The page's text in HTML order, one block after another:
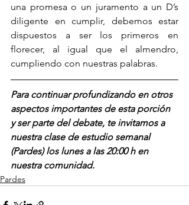
una promesa o un juramento a un D’s
diligente en cumplir, debemos estar
dispuestos a ser los primeros en
florecer, al igual que el almendro,
cumpliendo con nuestras palabras.
Para continuar profundizando en otros
aspectos importantes de esta porción
y ser parte del debate, te invitamos a
nuestra clase de estudio semanal
(Pardes) los lunes a las 20:00 h en
nuestra comunidad.
Pardes